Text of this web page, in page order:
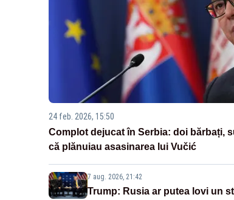
24 feb. 2026, 15:50
Complot dejucat în Serbia: doi bărbați,
că plănuiau asasinarea lui Vučić
7 aug. 2026, 21:42
Trump: Rusia ar putea lovi un